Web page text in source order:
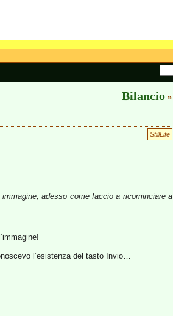
Bilancio »
StillLife
adesso come faccio a ricominciare a
l’esistenza del tasto Invio…